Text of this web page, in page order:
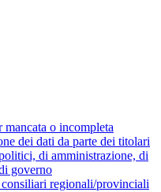
mancata o incompleta
dei dati da parte dei titolari
di amministrazione, di
governo
regionali/provinciali